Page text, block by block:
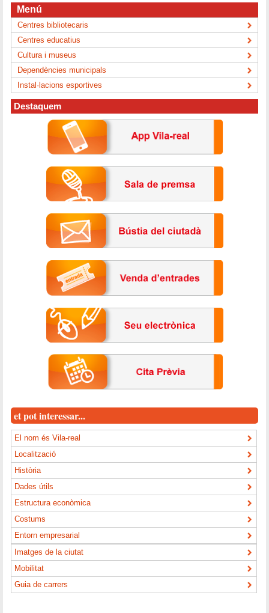
Menú
Centres bibliotecaris
Centres educatius
Cultura i museus
Dependències municipals
Instal·lacions esportives
Destaquem
et pot interessar...
El nom és Vila-real
Localització
Història
Dades útils
Estructura econòmica
Costums
Entorn empresarial
Imatges de la ciutat
Mobilitat
Guia de carrers